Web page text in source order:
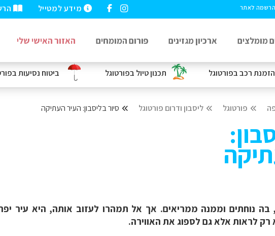
הזמנת רכבבפורטוגל תכנון טיול בפורטוגל ביטוח נסיעות
מידע למטייל לאתר
מומלצים ארכיון מגזינים פורום המומחים האזור האישי שלי
פורטוגל ליסבון ודרום פורטוגל סיור בליסבון: העיר העתיקה
בה נוחתים וממנה ממריאים. אך אל תמהרו לעזוב אותה, היא עיר
לראות אלא גם לספוג את האווירה.